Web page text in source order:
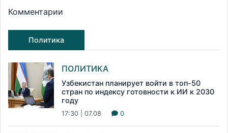
Комментарии
Политика
ПОЛИТИКА
Узбекистан планирует войти в топ-50
стран по индексу готовности к ИИ к 2030
году
17:30 | 07.08 0